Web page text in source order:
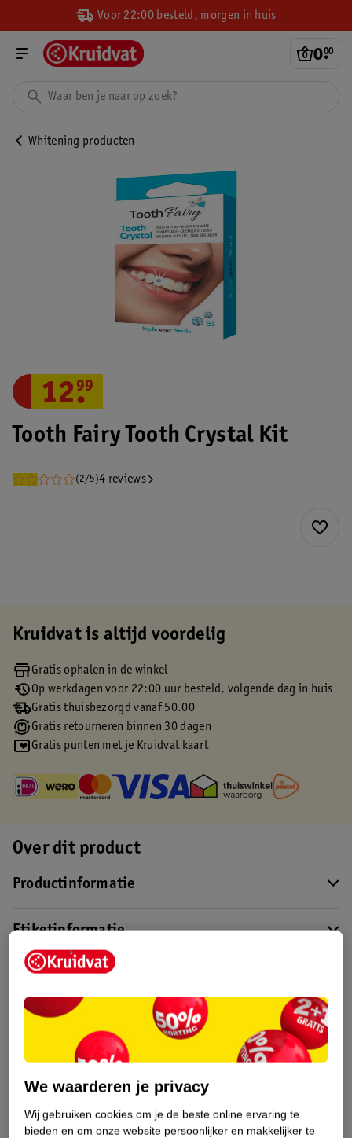
Voor 22:00 besteld, morgen in huis
0.
00
Whitening producten
Tooth Fairy Tooth Crystal Kit
(2/5)4 reviews
12.
99
Kruidvat is altijd voordelig
Gratis ophalen in de winkel
Op werkdagen voor 22:00 uur besteld, volgende dag in huis
Gratis thuisbezorgd vanaf 50.00
Gratis retourneren binnen 30 dagen
Gratis punten met je Kruidvat kaart
Over dit product
Productinformatie
Etiketinformatie
Nature Impact Score
Dit product heeft (nog) geen Nature
Impact Score.
Meer informatie
Bestel & Bezorginformatie
We waarderen je privacy
Wij gebruiken cookies om je de beste online ervaring te
bieden en om onze website persoonlijker en makkelijker te